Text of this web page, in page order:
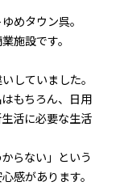
めタウン呉。
施設です。
していました。
もちろん、日用
活に必要な生活
らない」という
感があります。